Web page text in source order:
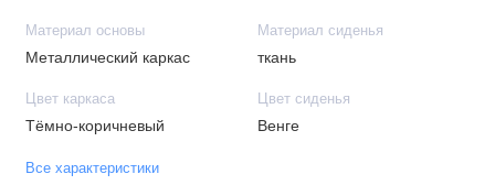
Материал основы
Металлический каркас
Материал сиденья
ткань
Цвет каркаса
Тёмно-коричневый
Цвет сиденья
Венге
Все характеристики